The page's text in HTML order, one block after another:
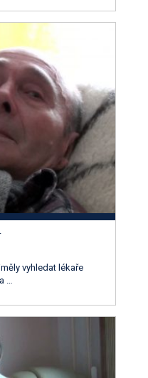
vyhledat lékaře
…